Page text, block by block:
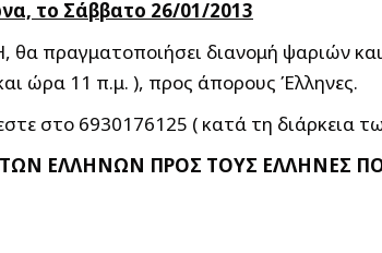
το Σάββατο 26/01/2013
θα πραγματοποιήσει διανομή ψαριών
ώρα 11 π.μ. ), προς άπορους Έλληνες.
στο 6930176125 ( κατά τη διάρκεια
ΕΛΛΗΝΩΝ ΠΡΟΣ ΤΟΥΣ ΕΛΛΗΝΕΣ